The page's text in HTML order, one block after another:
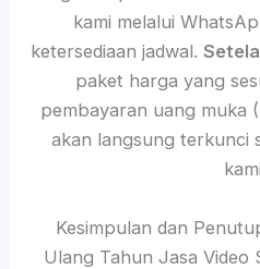
kami melalui
ketersediaan jadwal.
paket harga yang
pembayaran uang muka
akan langsung terkunci
Kesimpulan dan
Ulang Tahun Jasa Video